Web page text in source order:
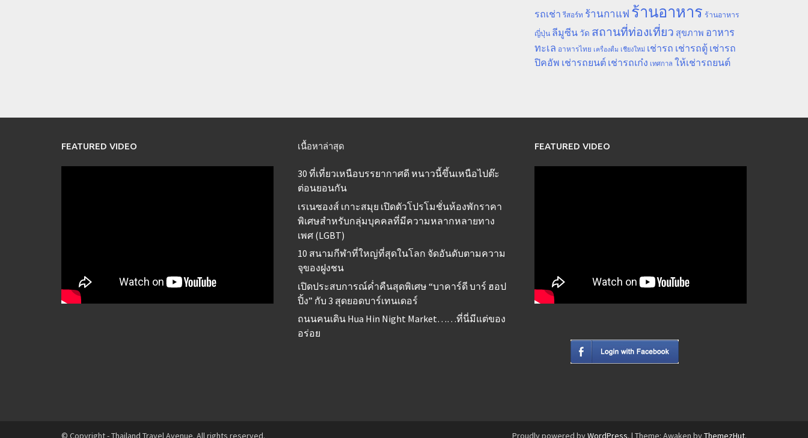
รถเช่า รีสอร์ท ร้านกาแฟ ร้านอาหาร ร้านอาหาร
ญี่ปุ่น ลีมูซีน วัด สถานที่ท่องเที่ยว สุขภาพ อาหาร
ทะเล อาหารไทย เครื่องดื่ม เชียงใหม่ เช่ารถ เช่ารถตู้ เช่ารถ
ปิคอัพ เช่ารถยนต์ เช่ารถเก๋ง เทศกาล ให้เช่ารถยนต์
FEATURED VIDEO เนื้อหาล่าสุด
30 ที่เที่ยวเหนือบรรยากาศดี หนาวนี้ขึ้นเหนือไปต๊ะ
ต่อนยอนกัน
เรเนซองส์ เกาะสมุย เปิดตัวโปรโมชั่นห้องพักราคา
พิเศษสำหรับกลุ่มบุคคลที่มีความหลากหลายทาง
เพศ (LGBT)
10 สนามกีฬาที่ใหญ่ที่สุดในโลก จัดอันดับตามความ
จุของฝูงชน
เปิดประสบการณ์ค่ำคืนสุดพิเศษ “บาคาร์ดี บาร์ ฮอป
ปิ้ง” กับ 3 สุดยอดบาร์เทนเดอร์
ถนนคนเดิน Hua Hin Night Market……ที่นี่มีแต่ของ
อร่อย
FEATURED VIDEO
© Copyright - Thailand Travel Avenue. All rights reserved. Proudly powered byWordPress. | Theme: Awaken byThemezHut.